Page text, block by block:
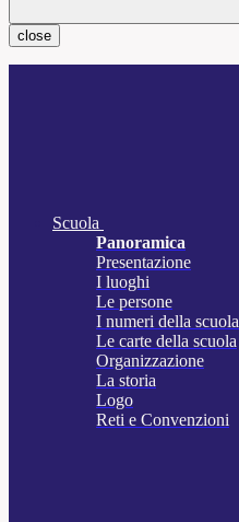
close
Scuola
Panoramica
Presentazione
I luoghi
Le persone
I numeri della scuola
Le carte della scuola
Organizzazione
La storia
Logo
Reti e Convenzioni